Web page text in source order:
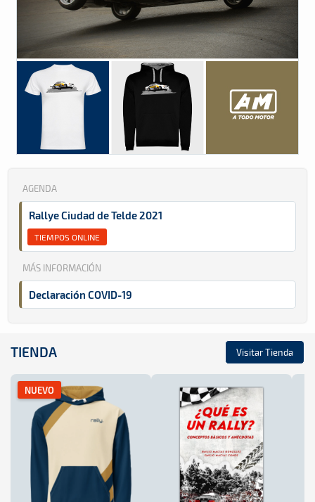
AGENDA
Rallye Ciudad de Telde 2021
TIEMPOS ONLINE
MÁS INFORMACIÓN
Declaración COVID-19
TIENDA Visitar Tienda
NUEVO